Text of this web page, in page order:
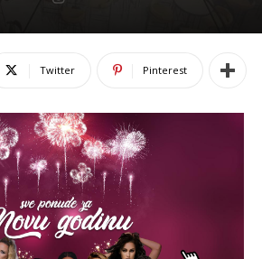
Twitter Pinterest